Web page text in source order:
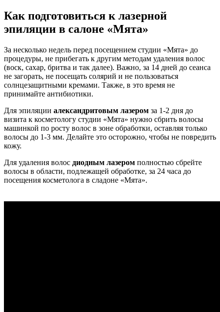
Как подготовиться к лазерной
эпиляции в салоне «Мята»
За несколько недель перед посещением студии «Мята» до
процедуры, не прибегать к другим методам удаления волос
(воск, сахар, бритва и так далее). Важно, за 14 дней до сеанса
не загорать, не посещать солярий и не пользоваться
солнцезащитными кремами. Также, в это время не
принимайте антибиотики.
Для эпиляции александритовым лазером за 1-2 дня до
визита к косметологу студии «Мята» нужно сбрить волосы
машинкой по росту волос в зоне обработки, оставляя только
волосы до 1-3 мм. Делайте это осторожно, чтобы не повредить
кожу.
Для удаления волос диодным лазером полностью сбрейте
волосы в области, подлежащей обработке, за 24 часа до
посещения косметолога в сладоне «Мята».